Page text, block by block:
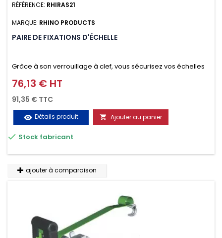
RÉFÉRENCE: RHIRAS21
MARQUE: RHINO PRODUCTS
PAIRE DE FIXATIONS D'ÉCHELLE
Grâce à son verrouillage à clef, vous sécurisez vos échelles
d'un seul geste aussi bien contre le vol que pendant le
transport. Référence vendue par paire.
Prix
76,13 € HT
91,35 € TTC
visibility Détails produit  Ajouter au panier
 Stock fabricant
ajouter à comparaison